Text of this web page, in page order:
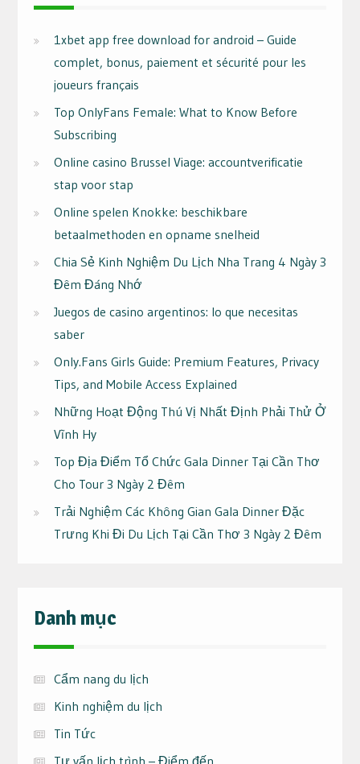
1xbet app free download for android – Guide
complet, bonus, paiement et sécurité pour les
joueurs français
Top OnlyFans Female: What to Know Before
Subscribing
Online casino Brussel Viage: accountverificatie
stap voor stap
Online spelen Knokke: beschikbare
betaalmethoden en opname snelheid
Chia Sẻ Kinh Nghiệm Du Lịch Nha Trang 4 Ngày 3
Đêm Đáng Nhớ
Juegos de casino argentinos: lo que necesitas
saber
Only.Fans Girls Guide: Premium Features, Privacy
Tips, and Mobile Access Explained
Những Hoạt Động Thú Vị Nhất Định Phải Thử Ở
Vĩnh Hy
Top Địa Điểm Tổ Chức Gala Dinner Tại Cần Thơ
Cho Tour 3 Ngày 2 Đêm
Trải Nghiệm Các Không Gian Gala Dinner Đặc
Trưng Khi Đi Du Lịch Tại Cần Thơ 3 Ngày 2 Đêm
Danh mục
Cẩm nang du lịch
Kinh nghiệm du lịch
Tin Tức
Tư vấn lịch trình – Điểm đến